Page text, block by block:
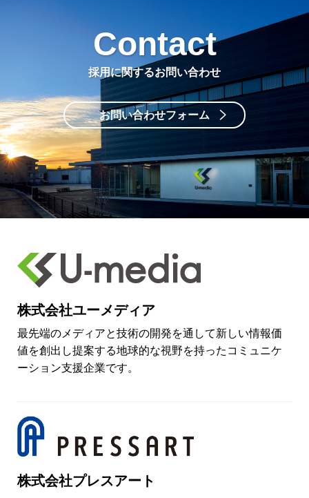
Contact
採用に関するお問い合わせ
お問い合わせフォーム
株式会社ユーメディア
最先端のメディアと技術の開発を通して新しい情報価
値を創出し提案する地球的な視野を持ったコミュニケ
ーション支援企業です。
株式会社プレスアート